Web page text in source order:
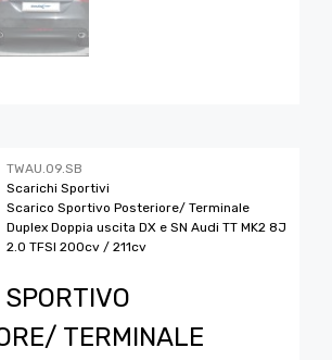
TWAU.09.SB
Scarichi Sportivi
Scarico Sportivo Posteriore/ Terminale
Duplex Doppia uscita DX e SN Audi TT MK2 8J
2.0 TFSI 200cv / 211cv
TERMINALE